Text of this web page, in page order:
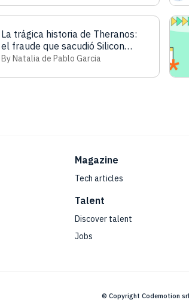
La trágica historia de Theranos:
el fraude que sacudió Silicon
Valley
By Natalia de Pablo Garcia
Magazine
Tech articles
Talent
Discover talent
Jobs
© Copyright Codemotion